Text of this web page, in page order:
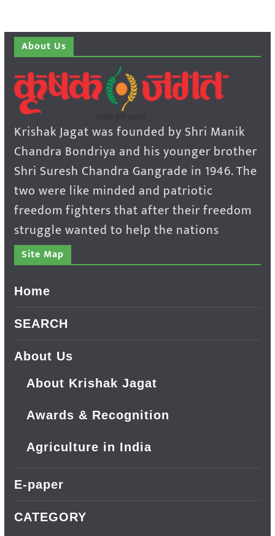
About Us
Krishak Jagat was founded by Shri Manik
Chandra Bondriya and his younger brother
Shri Suresh Chandra Gangrade in 1946. The
two were like minded and patriotic
freedom fighters that after their freedom
struggle wanted to help the nations
Site Map
Home
SEARCH
About Us
About Krishak Jagat
Awards & Recognition
Agriculture in India
E-paper
CATEGORY